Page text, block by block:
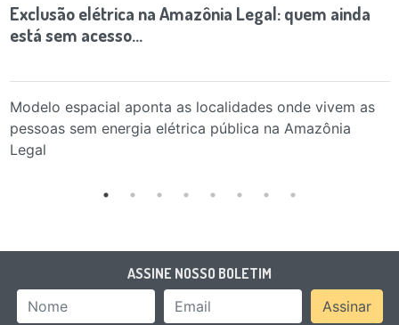
Exclusão elétrica na Amazônia Legal: quem ainda
está sem acesso…
Modelo espacial aponta as localidades onde vivem as
pessoas sem energia elétrica pública na Amazônia
Legal
ASSINE NOSSO BOLETIM
Email AddressAssinar